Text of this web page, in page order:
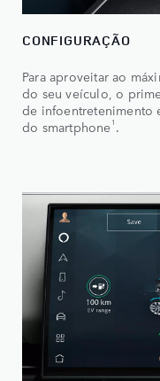
CONFIGURAÇÃO
Para aproveitar ao
do seu veículo, o
de infoentretenimento
do smartphone1 .